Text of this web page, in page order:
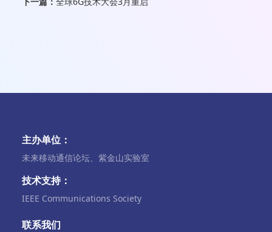
主办单位：
未来移动通信论坛、紫金山实验室
技术支持：
IEEE Communications Society
联系我们